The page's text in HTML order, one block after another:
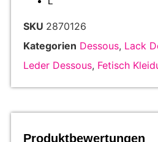
SKU 2870126
Kategorien Dessous, Lack
Leder Dessous, Fetisch
Produktbewertungen